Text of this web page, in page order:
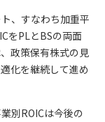
、すなわち加重平
をPLとBSの両面
政策保有株式の見
化を継続して進め
別ROICは今後の